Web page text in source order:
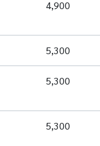
4,900
5,300
5,300
5,300